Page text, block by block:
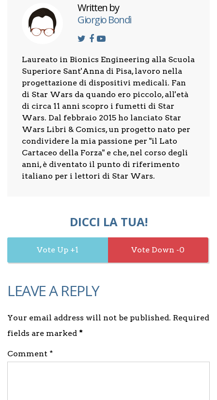
Written by
Giorgio Bondì
Laureato in Bionics Engineering alla Scuola
Superiore Sant'Anna di Pisa, lavoro nella
progettazione di dispositivi medicali. Fan
di Star Wars da quando ero piccolo, all'età
di circa 11 anni scopro i fumetti di Star
Wars. Dal febbraio 2015 ho lanciato Star
Wars Libri & Comics, un progetto nato per
condividere la mia passione per "il Lato
Cartaceo della Forza" e che, nel corso degli
anni, è diventato il punto di riferimento
italiano per i lettori di Star Wars.
DICCI LA TUA!
1 0
LEAVE A REPLY
Your email address will not be published. Required
fields are marked *
Comment *